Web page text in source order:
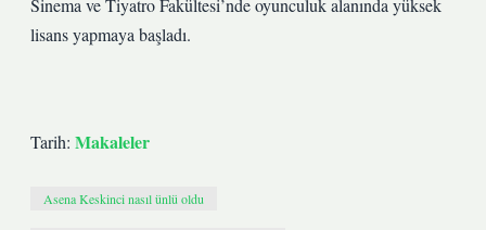
Sinema ve Tiyatro Fakültesi’nde oyunculuk alanında yüksek
lisans yapmaya başladı.
Tarih: Makaleler
Asena Keskinci nasıl ünlü oldu